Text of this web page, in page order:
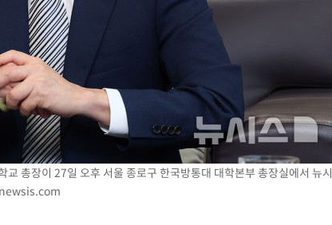
25.3%↑
망
총장이 27일 오후 서울 종로구 한국방통대 대학본부 총장실에서 뉴시